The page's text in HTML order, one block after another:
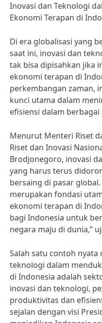
Inovasi dan Teknologi
Ekonomi Terapan di
Di era globalisasi yang
saat ini, inovasi dan
tak bisa dipisahkan jika
ekonomi terapan di
perkembangan zaman,
kunci utama dalam
efisiensi dalam
Menurut Menteri Riset
Riset dan Inovasi
Brodjonegoro, inovasi
yang harus terus
bersaing di pasar
merupakan fondasi
ekonomi terapan di
bagi Indonesia untuk
negara maju di dunia,”
Salah satu contoh
teknologi dalam
di Indonesia adalah
inovasi dan teknologi,
produktivitas dan
sejalan dengan visi